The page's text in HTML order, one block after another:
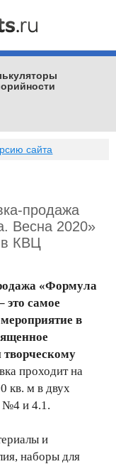
сайта
продажа
Весна 2020»
в КВЦ
«Формула
это самое
в
проходит на
кв. м в двух
№4 и 4.1.
и
наборы для